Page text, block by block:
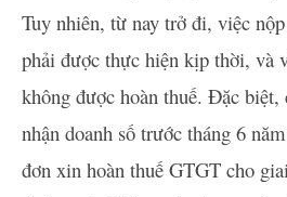
Tuy nhiên, từ nay trở đi, việc
phải được thực hiện kịp thời, và
không được hoàn thuế. Đặc biệt,
nhận doanh số trước tháng 6
đơn xin hoàn thuế GTGT cho